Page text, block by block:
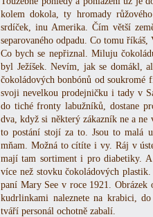
kolem dokola, ty hromady
srdíček, inu Amerika. Čím větší
separovaného odpadu. Co tomu
Co bych se nepřiznal. Miluju
byl Ježíšek. Nevím, jak se domákl,
čokoládových bonbónů od soukromé
svoji nevelkou prodejničku i tady v
do tiché fronty labužníků, dostane
dva, když si některý zákazník ne a
to postání stojí za to. Jsou to malá
mňam. Možná to cítíte i vy. Ráj v
mají tam sortiment i pro diabetiky.
více než stovku čokoládových
paní Mary See v roce 1921. Obrázek
kudrlinkami naleznete na krabici,
tváří personál ochotně zabalí.